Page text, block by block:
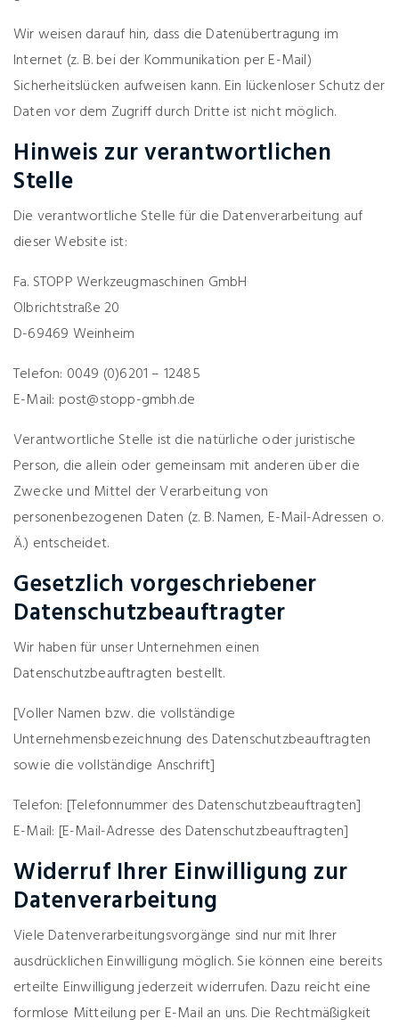
Wir weisen darauf hin, dass die Datenübertragung im
Internet (z. B. bei der Kommunikation per E-Mail)
Sicherheitslücken aufweisen kann. Ein lückenloser Schutz der
Daten vor dem Zugriff durch Dritte ist nicht möglich.
Hinweis zur verantwortlichen
Stelle
Die verantwortliche Stelle für die Datenverarbeitung auf
dieser Website ist:
Fa. STOPP Werkzeugmaschinen GmbH
Olbrichtstraße 20
D-69469 Weinheim
Telefon: 0049 (0)6201 – 12485
E-Mail: post@stopp-gmbh.de
Verantwortliche Stelle ist die natürliche oder juristische
Person, die allein oder gemeinsam mit anderen über die
Zwecke und Mittel der Verarbeitung von
personenbezogenen Daten (z. B. Namen, E-Mail-Adressen o.
Ä.) entscheidet.
Gesetzlich vorgeschriebener
Datenschutzbeauftragter
Wir haben für unser Unternehmen einen
Datenschutzbeauftragten bestellt.
[Voller Namen bzw. die vollständige
Unternehmensbezeichnung des Datenschutzbeauftragten
sowie die vollständige Anschrift]
Telefon: [Telefonnummer des Datenschutzbeauftragten]
E-Mail: [E-Mail-Adresse des Datenschutzbeauftragten]
Widerruf Ihrer Einwilligung zur
Datenverarbeitung
Viele Datenverarbeitungsvorgänge sind nur mit Ihrer
ausdrücklichen Einwilligung möglich. Sie können eine bereits
erteilte Einwilligung jederzeit widerrufen. Dazu reicht eine
formlose Mitteilung per E-Mail an uns. Die Rechtmäßigkeit